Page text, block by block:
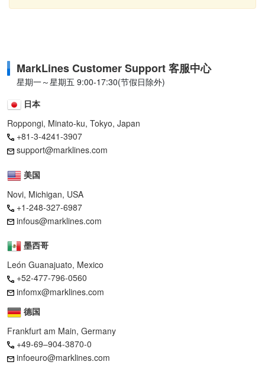
MarkLines Customer Support 客服中心
星期一～星期五 9:00-17:30(节假日除外)
日本
Roppongi, Minato-ku, Tokyo, Japan
+81-3-4241-3907
support@marklines.com
美国
Novi, Michigan, USA
+1-248-327-6987
infous@marklines.com
墨西哥
León Guanajuato, Mexico
+52-477-796-0560
infomx@marklines.com
德国
Frankfurt am Main, Germany
+49-69–904-3870-0
infoeuro@marklines.com